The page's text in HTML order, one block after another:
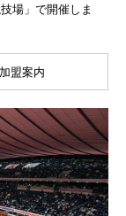
場」で開催しま
加盟案内